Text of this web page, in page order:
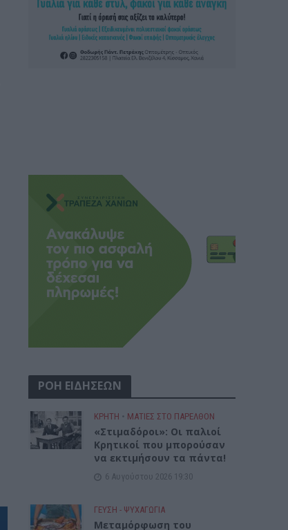
ΡΟΗ ΕΙΔΗΣΕΩΝ
ΚΡΗΤΗ • ΜΑΤΙΕΣ ΣΤΟ ΠΑΡΕΛΘΟΝ
«Στιμαδόροι»: Οι παλιοί
Κρητικοί που μπορούσαν
να εκτιμήσουν τα πάντα!
6 Αυγούστου 2026 19:30
ΓΕΎΣΗ - ΨΥΧΑΓΩΓΊΑ
Μεταμόρφωση του